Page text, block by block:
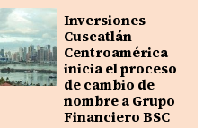
Inversiones
Cuscatlán
Centroamérica
inicia el proceso
de cambio de
nombre a Grupo
Financiero BSC